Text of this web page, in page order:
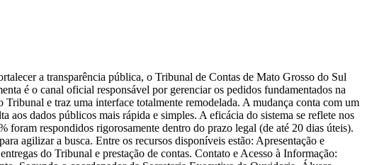
a transparência pública, o Tribunal de Contas de Mato Grosso do Sul
é o canal oficial responsável por gerenciar os pedidos fundamentados na
e traz uma interface totalmente remodelada. A mudança conta com um
aos dados públicos mais rápida e simples. A eficácia do sistema se reflete nos
foram respondidos rigorosamente dentro do prazo legal (de até 20 dias úteis).
agilizar a busca. Entre os recursos disponíveis estão: Apresentação e
do Tribunal e prestação de contas. Contato e Acesso à Informação: